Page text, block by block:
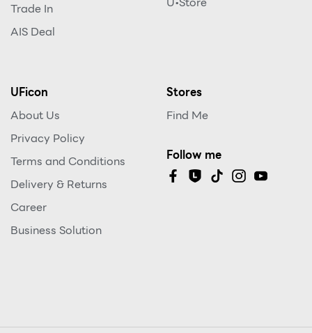
Trade In
AIS Deal
UFicon
About Us
Privacy Policy
Terms and Conditions
Delivery & Returns
Career
Business Solution
Stores
Find Me
Follow me